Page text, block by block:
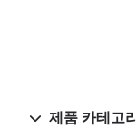
제품 카테고